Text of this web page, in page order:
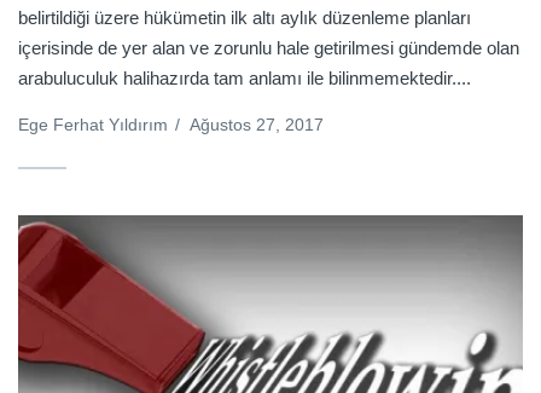
belirtildiği üzere hükümetin ilk altı aylık düzenleme planları
içerisinde de yer alan ve zorunlu hale getirilmesi gündemde olan
arabuluculuk halihazırda tam anlamı ile bilinmemektedir....
Ege Ferhat Yıldırım / Ağustos 27, 2017